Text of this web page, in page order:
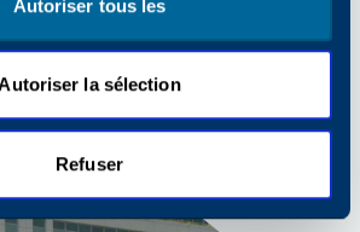
Autoriser tous les
Autoriser la sélection
Refuser